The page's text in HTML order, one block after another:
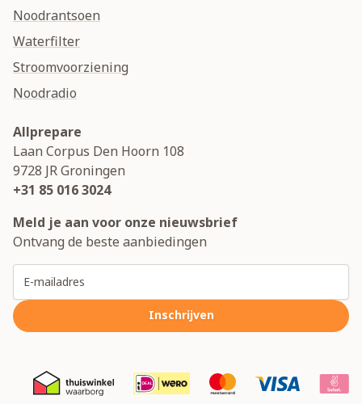
Noodrantsoen
Waterfilter
Stroomvoorziening
Noodradio
Allprepare
Laan Corpus Den Hoorn 108
9728 JRGroningen
+31 85 016 3024
Meld je aan voor onze nieuwsbrief
Ontvang de beste aanbiedingen
Inschrijven